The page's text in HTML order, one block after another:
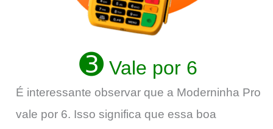
➌ Vale por 6
É interessante observar que a Moderninha Pro
vale por 6. Isso significa que essa boa